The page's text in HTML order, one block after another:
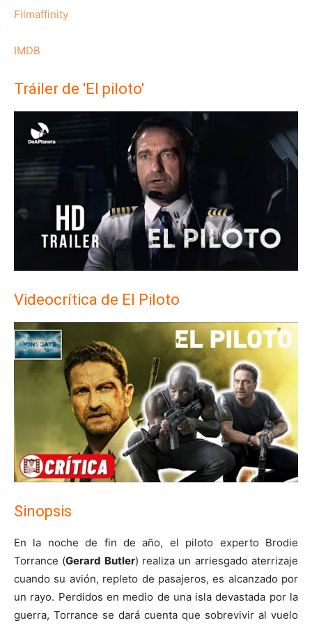
Filmaffinity
IMDB
Tráiler de 'El piloto'
Videocrítica de El Piloto
Sinopsis
En la noche de fin de año, el piloto experto Brodie
Torrance (Gerard Butler) realiza un arriesgado aterrizaje
cuando su avión, repleto de pasajeros, es alcanzado por
un rayo. Perdidos en medio de una isla devastada por la
guerra, Torrance se dará cuenta que sobrevivir al vuelo